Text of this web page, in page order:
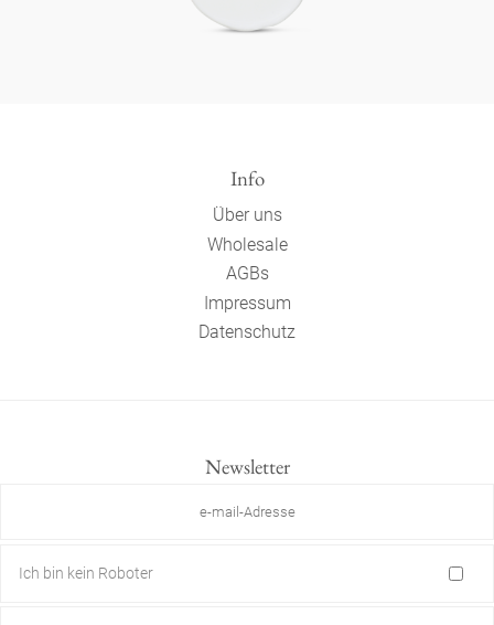
Info
Über uns
Wholesale
AGBs
Impressum
Datenschutz
Newsletter
Ich bin kein Roboter